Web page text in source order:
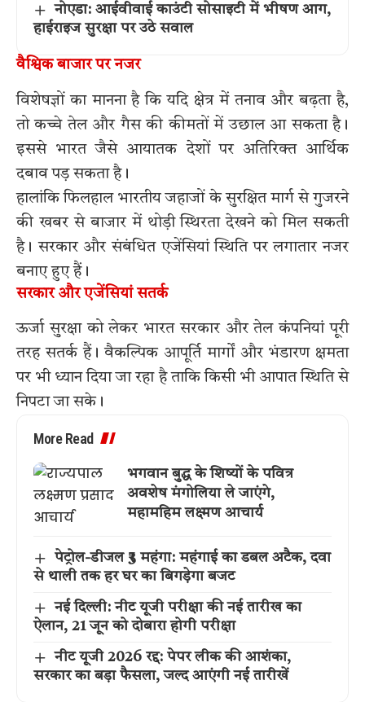
नोएडा: आईवीवाई काउंटी सोसाइटी में भीषण आग,
हाईराइज सुरक्षा पर उठे सवाल
वैश्विक बाजार पर नजर
विशेषज्ञों का मानना है कि यदि क्षेत्र में तनाव और बढ़ता है,
तो कच्चे तेल और गैस की कीमतों में उछाल आ सकता है।
इससे भारत जैसे आयातक देशों पर अतिरिक्त आर्थिक
दबाव पड़ सकता है।
हालांकि फिलहाल भारतीय जहाजों के सुरक्षित मार्ग से गुजरने
की खबर से बाजार में थोड़ी स्थिरता देखने को मिल सकती
है। सरकार और संबंधित एजेंसियां स्थिति पर लगातार नजर
बनाए हुए हैं।
सरकार और एजेंसियां सतर्क
ऊर्जा सुरक्षा को लेकर भारत सरकार और तेल कंपनियां पूरी
तरह सतर्क हैं। वैकल्पिक आपूर्ति मार्गों और भंडारण क्षमता
पर भी ध्यान दिया जा रहा है ताकि किसी भी आपात स्थिति से
निपटा जा सके।
More Read
भगवान बुद्ध के शिष्यों के पवित्र
अवशेष मंगोलिया ले जाएंगे,
महामहिम लक्ष्मण आचार्य
पेट्रोल-डीजल ₹3 महंगा: महंगाई का डबल अटैक, दवा
से थाली तक हर घर का बिगड़ेगा बजट
नई दिल्ली: नीट यूजी परीक्षा की नई तारीख का
ऐलान, 21 जून को दोबारा होगी परीक्षा
नीट यूजी 2026 रद्द: पेपर लीक की आशंका,
सरकार का बड़ा फैसला, जल्द आएंगी नई तारीखें